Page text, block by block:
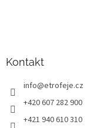
Kontakt
info@etrofeje.cz
+420 607 282 900
+421 940 610 310